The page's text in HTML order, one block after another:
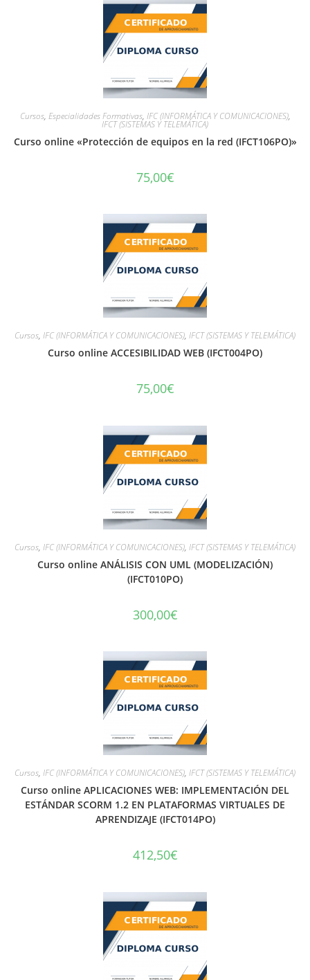
Cursos, Especialidades Formativas, IFC (INFORMÁTICA Y COMUNICACIONES),
IFCT (SISTEMAS Y TELEMÁTICA)
Curso online «Protección de equipos en la red (IFCT106PO)»
75,00€
Cursos, IFC (INFORMÁTICA Y COMUNICACIONES), IFCT (SISTEMAS Y TELEMÁTICA)
Curso online ACCESIBILIDAD WEB (IFCT004PO)
75,00€
Cursos, IFC (INFORMÁTICA Y COMUNICACIONES), IFCT (SISTEMAS Y TELEMÁTICA)
Curso online ANÁLISIS CON UML (MODELIZACIÓN)
(IFCT010PO)
300,00€
Cursos, IFC (INFORMÁTICA Y COMUNICACIONES), IFCT (SISTEMAS Y TELEMÁTICA)
Curso online APLICACIONES WEB: IMPLEMENTACIÓN DEL
ESTÁNDAR SCORM 1.2 EN PLATAFORMAS VIRTUALES DE
APRENDIZAJE (IFCT014PO)
412,50€